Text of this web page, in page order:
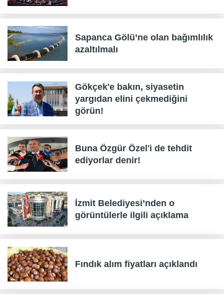
Sapanca Gölü’ne olan bağımlılık
azaltılmalı
Gökçek'e bakın, siyasetin
yargıdan elini çekmediğini
görün!
Buna Özgür Özel'i de tehdit
ediyorlar denir!
İzmit Belediyesi’nden o
görüntülerle ilgili açıklama
Fındık alım fiyatları açıklandı